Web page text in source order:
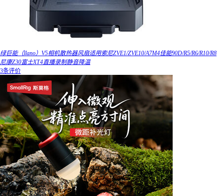
绿巨能（llano）V5相机散热器风扇适用索尼ZVE1/ZVE10/A7M4佳能90D/R5/R6/R10/R8
尼康Z30富士XT4直播录制静音降温
3条评价